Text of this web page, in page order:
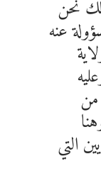
نحن
عنه
ولاية
من
التي